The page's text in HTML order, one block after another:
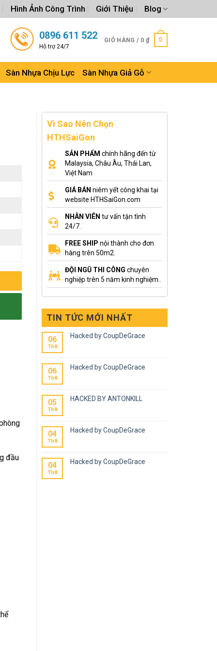
Hình Ảnh Công Trình Giới Thiệu Blog
0896 611 522
Hỗ trợ 24/7
GIỎ HÀNG / 0 ₫ 0
Sàn Nhựa Chịu Lực Sàn Nhựa Giả Gỗ
Vì Sao Nên Chọn
HTHSaiGon
SẢN PHẨM chính hãng đến từ
Malaysia, Châu Âu, Thái Lan,
Việt Nam
GIÁ BÁN niêm yết công khai tại
website HTHSaiGon.com
NHÂN VIÊN tư vấn tận tình
24/7.
FREE SHIP nội thành cho đơn
hàng trên 50m2.
ĐỘI NGŨ THI CÔNG chuyên
nghiệp trên 5 năm kinh nghiệm..
TIN TỨC MỚI NHẤT
06
Th8
Hacked by CoupDeGrace
06
Th8
Hacked by CoupDeGrace
05
Th8
HACKED BY ANTONKILL
04
Th8
Hacked by CoupDeGrace
04
Th8
Hacked by CoupDeGrace
đầu